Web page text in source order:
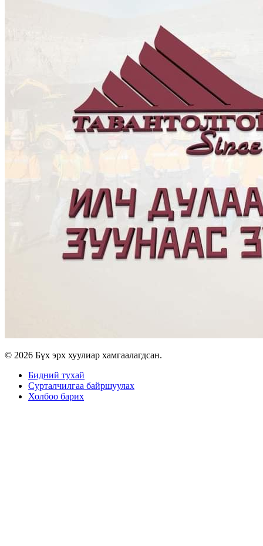
© 2026 Бүх эрх хуулиар хамгаалагдсан.
Бидний тухай
Сурталчилгаа байршуулах
Холбоо барих